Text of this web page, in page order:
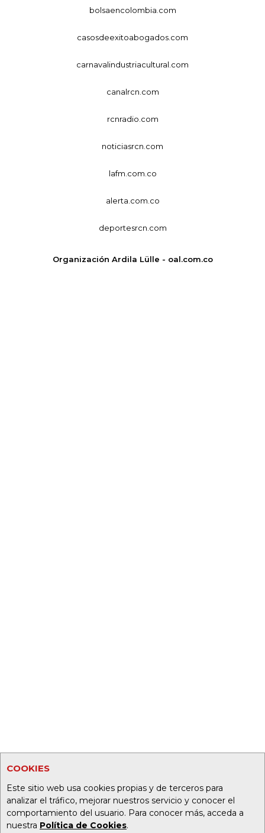
COOKIES
Este sitio web usa cookies propias y de terceros para
analizar el tráfico, mejorar nuestros servicio y conocer el
comportamiento del usuario. Para conocer más, acceda a
nuestra Política de Cookies.
bolsaencolombia.com
casosdeexitoabogados.com
carnavalindustriacultural.com
canalrcn.com
rcnradio.com
noticiasrcn.com
lafm.com.co
alerta.com.co
deportesrcn.com
Organización Ardila Lülle - oal.com.co